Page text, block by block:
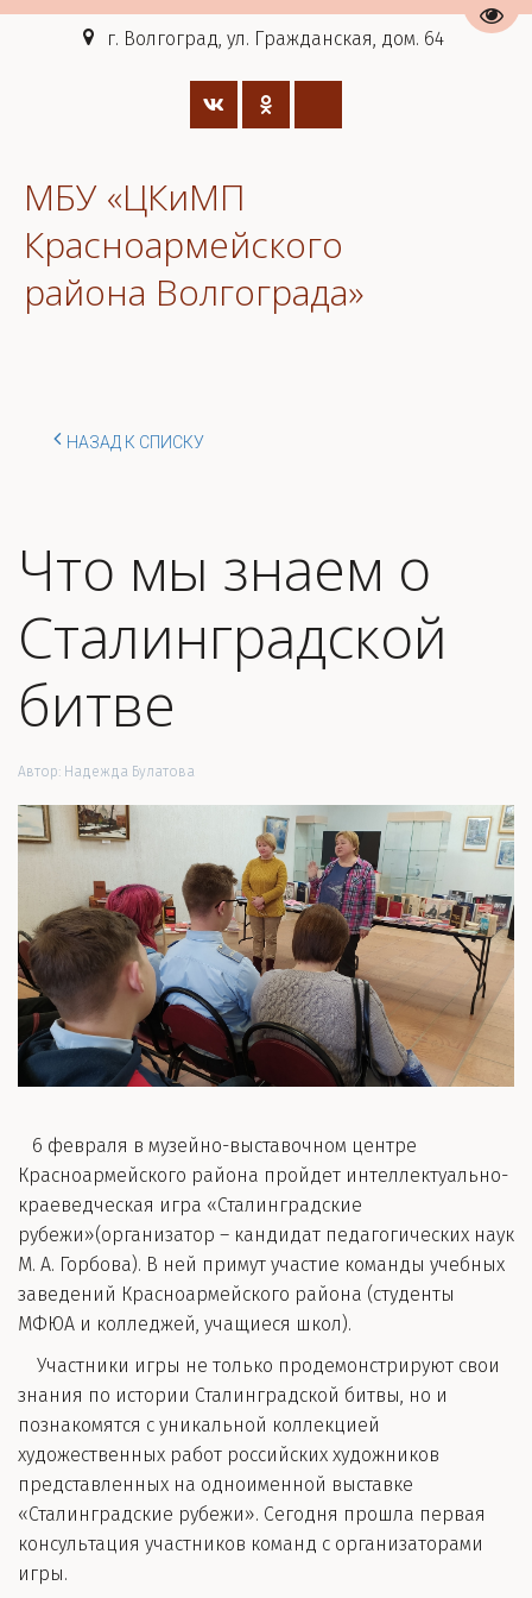
г. Волгоград, ул. Гражданская, дом. 64
МБУ «ЦКиМП
Красноармейского
района Волгограда»
НАЗАД К СПИСКУ
Что мы знаем о
Сталинградской
битве
Автор: Надежда Булатова
6 февраля в музейно-выставочном центре
Красноармейского района пройдет интеллектуально-
краеведческая игра «Сталинградские
рубежи»(организатор – кандидат педагогических наук
М. А. Горбова). В ней примут участие команды учебных
заведений Красноармейского района (студенты
МФЮА и колледжей, учащиеся школ).
Участники игры не только продемонстрируют свои
знания по истории Сталинградской битвы, но и
познакомятся с уникальной коллекцией
художественных работ российских художников
представленных на одноименной выставке
«Сталинградские рубежи». Сегодня прошла первая
консультация участников команд с организаторами
игры.